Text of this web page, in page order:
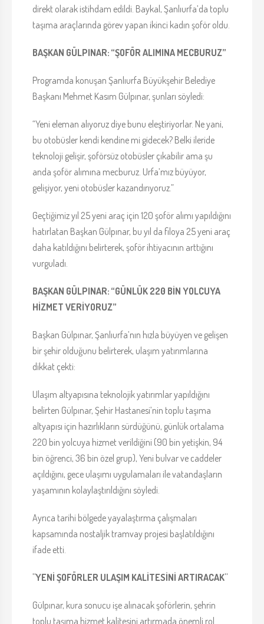
direkt olarak istihdam edildi. Baykal, Şanlıurfa’da toplu
taşıma araçlarında görev yapan ikinci kadın şoför oldu.
BAŞKAN GÜLPINAR: “ŞOFÖR ALIMINA MECBURUZ”
Programda konuşan Şanlıurfa Büyükşehir Belediye
Başkanı Mehmet Kasım Gülpınar, şunları söyledi:
“Yeni eleman alıyoruz diye bunu eleştiriyorlar. Ne yani,
bu otobüsler kendi kendine mi gidecek? Belki ileride
teknoloji gelişir, şoförsüz otobüsler çıkabilir ama şu
anda şoför alımına mecburuz. Urfa’mız büyüyor,
gelişiyor, yeni otobüsler kazandırıyoruz.”
Geçtiğimiz yıl 25 yeni araç için 120 şoför alımı yapıldığını
hatırlatan Başkan Gülpınar, bu yıl da filoya 25 yeni araç
daha katıldığını belirterek, şoför ihtiyacının arttığını
vurguladı.
BAŞKAN GÜLPINAR: “GÜNLÜK 220 BİN YOLCUYA
HİZMET VERİYORUZ”
Başkan Gülpınar, Şanlıurfa’nın hızla büyüyen ve gelişen
bir şehir olduğunu belirterek, ulaşım yatırımlarına
dikkat çekti:
Ulaşım altyapısına teknolojik yatırımlar yapıldığını
belirten Gülpınar, Şehir Hastanesi’nin toplu taşıma
altyapısı için hazırlıkların sürdüğünü, günlük ortalama
220 bin yolcuya hizmet verildiğini (90 bin yetişkin, 94
bin öğrenci, 36 bin özel grup), Yeni bulvar ve caddeler
açıldığını, gece ulaşımı uygulamaları ile vatandaşların
yaşamının kolaylaştırıldığını söyledi.
Ayrıca tarihi bölgede yayalaştırma çalışmaları
kapsamında nostaljik tramvay projesi başlatıldığını
ifade etti.
"YENİ ŞOFÖRLER ULAŞIM KALİTESİNİ ARTIRACAK"
Gülpınar, kura sonucu işe alınacak şoförlerin, şehrin
toplu taşıma hizmet kalitesini artırmada önemli rol